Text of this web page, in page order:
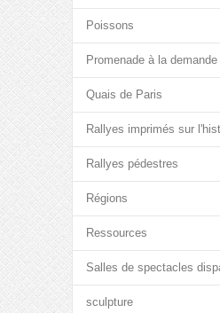
Poissons
Promenade à la demande
Quais de Paris
Rallyes imprimés sur
Rallyes pédestres
Régions
Ressources
Salles de spectacles
sculpture